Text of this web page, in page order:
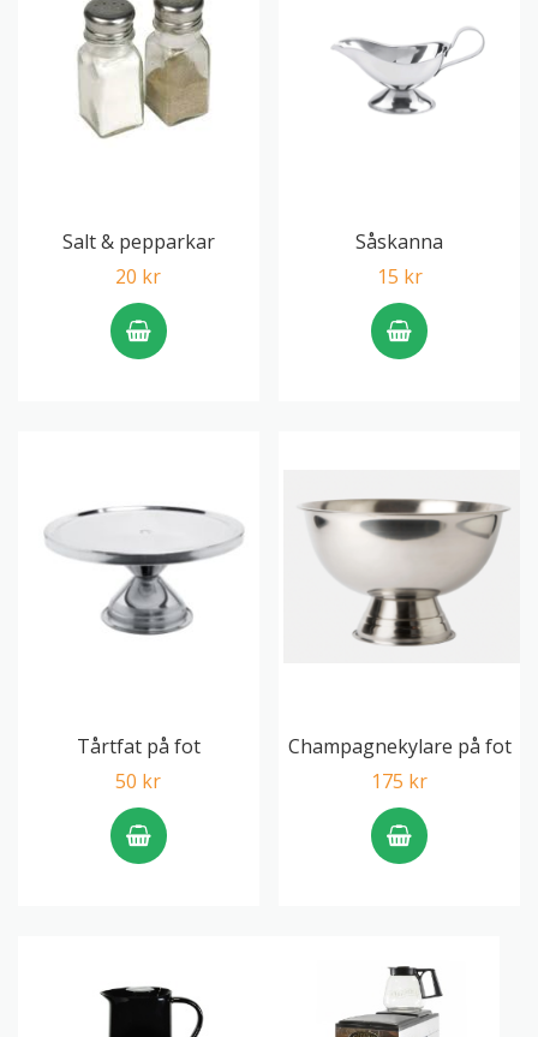
Salt & pepparkar
20 kr
Såskanna
15 kr
Tårtfat på fot
50 kr
Champagnekylare på fot
175 kr